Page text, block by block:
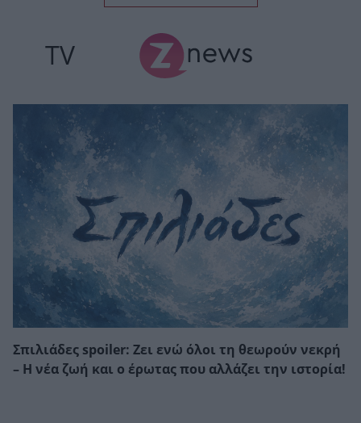
TV
Σπιλιάδες spoiler: Ζει ενώ όλοι τη θεωρούν νεκρή
– Η νέα ζωή και ο έρωτας που αλλάζει την ιστορία!